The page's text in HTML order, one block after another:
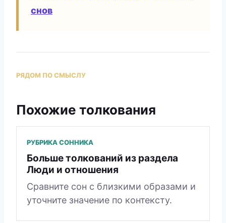
снов
РЯДОМ ПО СМЫСЛУ
Похожие толкования
РУБРИКА СОННИКА
Больше толкований из раздела
Люди и отношения
Сравните сон с близкими образами и
уточните значение по контексту.